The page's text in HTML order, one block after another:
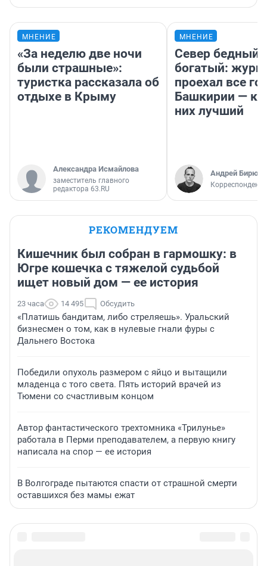
МНЕНИЕ
«За неделю две ночи
были страшные»:
туристка рассказала об
отдыхе в Крыму
Александра Исмайлова
заместитель главного
редактора 63.RU
МНЕНИЕ
Север бедный,
богатый:
проехал все
Башкирии —
них лучший
Андрей
Корреспондент
РЕКОМЕНДУЕМ
Кишечник был собран в гармошку: в
Югре кошечка с тяжелой судьбой
ищет новый дом — ее история
23 часа 14 495 Обсудить
«Платишь бандитам, либо стреляешь». Уральский
бизнесмен о том, как в нулевые гнали фуры с
Дальнего Востока
Победили опухоль размером с яйцо и вытащили
младенца с того света. Пять историй врачей из
Тюмени со счастливым концом
Автор фантастического трехтомника «Трилунье»
работала в Перми преподавателем, а первую книгу
написала на спор — ее история
В Волгограде пытаются спасти от страшной смерти
оставшихся без мамы ежат